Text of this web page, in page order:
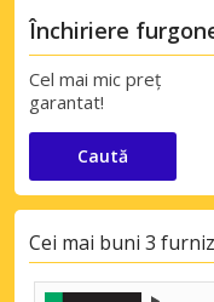
Închiriere
Cel mai mic preț
garantat!
Caută
Cei mai buni 3